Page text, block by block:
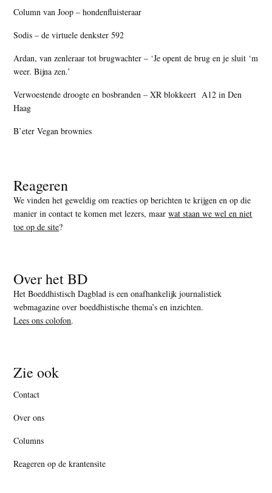
Column van Joop – hondenfluisteraar
Sodis – de virtuele denkster 592
Ardan, van zenleraar tot brugwachter – ‘Je opent de brug en je sluit ‘m
weer. Bijna zen.’
Verwoestende droogte en bosbranden – XR blokkeert A12 in Den
Haag
B’eter Vegan brownies
Reageren
We vinden het geweldig om reacties op berichten te krijgen en op die
manier in contact te komen met lezers, maarwat staan we wel en niet
toe op de site?
Over het BD
Het Boeddhistisch Dagblad is een onafhankelijk journalistiek
webmagazine over boeddhistische thema’s en inzichten.
Lees ons colofon.
Zie ook
Contact
Over ons
Columns
Reageren op de krantensite